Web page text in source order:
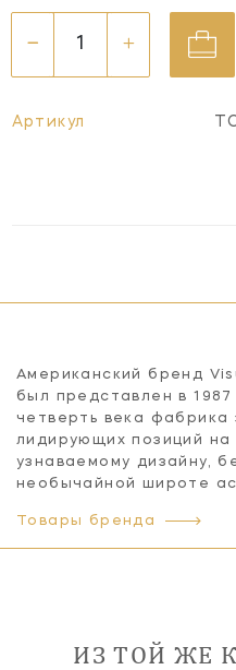
Артикул
Американский бренд
был представлен в
четверть века фабрика
лидирующих позиций на
узнаваемому дизайну,
необычайной широте
Товары бренда
ИЗ ТОЙ ЖЕ